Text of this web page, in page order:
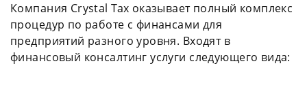
Компания Crystal Tax оказывает полный комплекс
процедур по работе с финансами для
предприятий разного уровня. Входят в
финансовый консалтинг услуги следующего вида: